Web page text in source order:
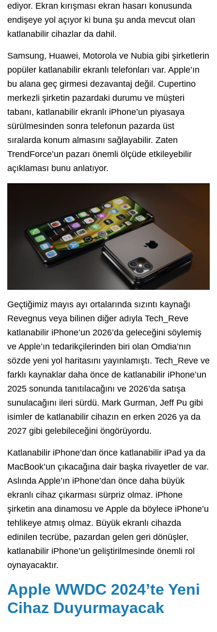
ediyor. Ekran kırışması ekran hasarı konusunda
endişeye yol açıyor ki buna şu anda mevcut olan
katlanabilir cihazlar da dahil.
Samsung, Huawei, Motorola ve Nubia gibi şirketlerin
popüler katlanabilir ekranlı telefonları var. Apple’ın
bu alana geç girmesi dezavantaj değil. Cupertino
merkezli şirketin pazardaki durumu ve müşteri
tabanı, katlanabilir ekranlı iPhone’un piyasaya
sürülmesinden sonra telefonun pazarda üst
sıralarda konum almasını sağlayabilir. Zaten
TrendForce’un pazarı önemli ölçüde etkileyebilir
açıklaması bunu anlatıyor.
Geçtiğimiz mayıs ayı ortalarında sızıntı kaynağı
Revegnus veya bilinen diğer adıyla Tech_Reve
katlanabilir iPhone’un 2026’da geleceğini söylemiş
ve Apple’ın tedarikçilerinden biri olan Omdia’nın
sözde yeni yol haritasını yayınlamıştı. Tech_Reve ve
farklı kaynaklar daha önce de katlanabilir iPhone’un
2025 sonunda tanıtılacağını ve 2026’da satışa
sunulacağını ileri sürdü. Mark Gurman, Jeff Pu gibi
isimler de katlanabilir cihazın en erken 2026 ya da
2027 gibi gelebileceğini öngörüyordu.
Katlanabilir iPhone’dan önce katlanabilir iPad ya da
MacBook’un çıkacağına dair başka rivayetler de var.
Aslında Apple’ın iPhone’dan önce daha büyük
ekranlı cihaz çıkarması sürpriz olmaz. iPhone
şirketin ana dinamosu ve Apple da böylece iPhone’u
tehlikeye atmış olmaz. Büyük ekranlı cihazda
edinilen tecrübe, pazardan gelen geri dönüşler,
katlanabilir iPhone’un geliştirilmesinde önemli rol
oynayacaktır.
Apple WWDC 2024’te Yeni
Cihaz Duyurmayacak